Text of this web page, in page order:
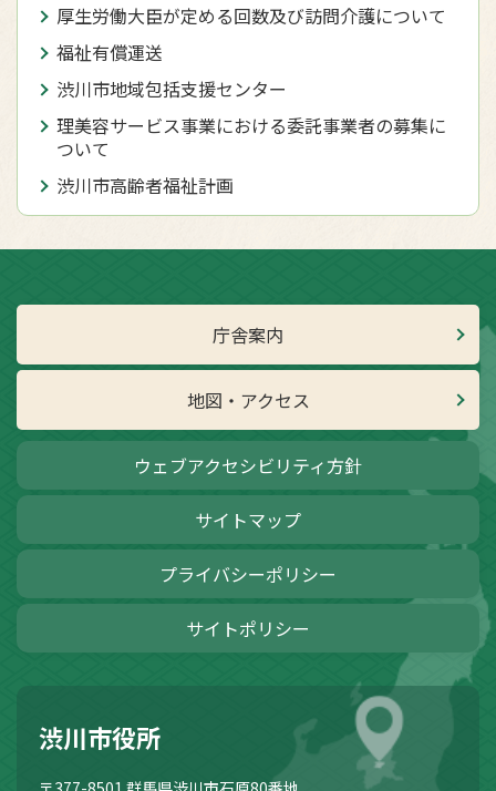
厚生労働大臣が定める回数及び訪問介護について
福祉有償運送
渋川市地域包括支援センター
理美容サービス事業における委託事業者の募集に
ついて
渋川市高齢者福祉計画
庁舎案内
地図・アクセス
ウェブアクセシビリティ方針
サイトマップ
プライバシーポリシー
サイトポリシー
渋川市役所